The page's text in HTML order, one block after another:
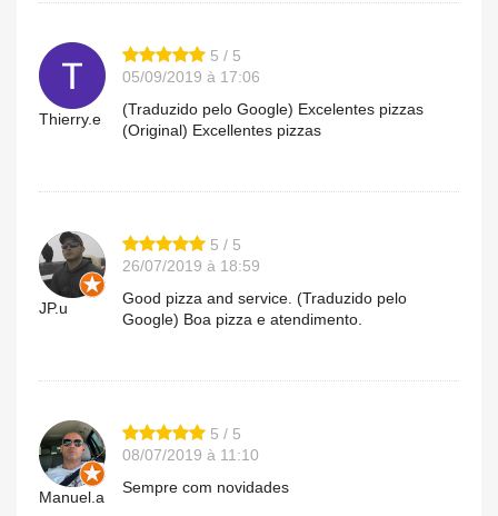
Thierry.e
5 / 5
05/09/2019 à 17:06
(Traduzido pelo Google) Excelentes pizzas
(Original) Excellentes pizzas
JP.u
5 / 5
26/07/2019 à 18:59
Good pizza and service. (Traduzido pelo
Google) Boa pizza e atendimento.
Manuel.a
5 / 5
08/07/2019 à 11:10
Sempre com novidades